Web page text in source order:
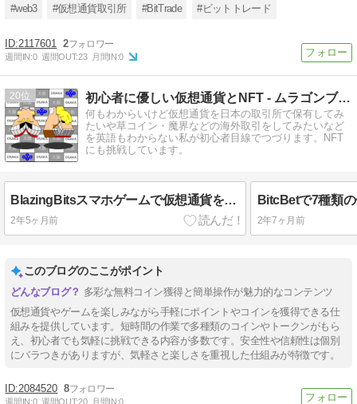
#web3 #仮想通貨取引所 #BitTrade #ビットトレード
2117601 2
週間IN:0 週間OUT:23 月間IN:0
20 初心者に優しい仮想通貨とNFT - ムラゴンブログ
何もわからいけど仮想通貨を日本の取引所で保有してみ
たいや草コイン・魔界などの海外取引をしてみたいなど
を英語もわからない私が初心者目線でつづります。NFT
にも挑戦しています。
BlazingBitsスマホゲームで仮想通貨を無料でGET
2年5ヶ月前 2年7ヶ月前
このブログのここがポイント
多彩な無料コイン獲得と簡単操作が魅力的なコンテンツ
仮想通貨やゲームを楽しみながら手軽にポイントやコインを獲得できる仕
組みを提供しています。短時間の作業で多種類のコインやトークンがもら
え、初心者でも気軽に挑戦できる内容が多数です。安全性や信頼性は個別
にバラつきがありますが、気軽さと楽しさを重視した仕組みが特徴です。
2084520 8
週間IN:0 週間OUT:20 月間IN:0